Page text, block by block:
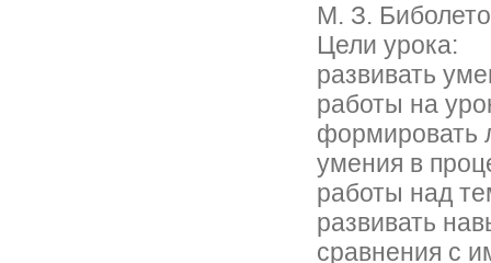
M. З.
Цели урока:
развивать
работы на
формировать
умения в
работы над
развивать
сравнения с